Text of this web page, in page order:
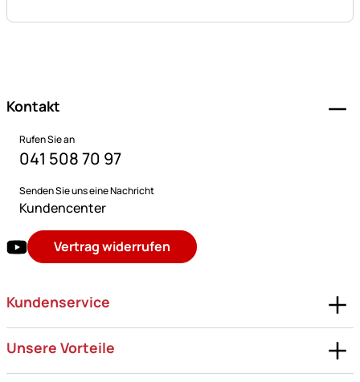
Kontakt
Rufen Sie an
041 508 70 97
Senden Sie uns eine Nachricht
Kundencenter
Vertrag widerrufen
Kundenservice
Unsere Vorteile